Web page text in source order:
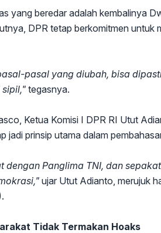
yang beredar adalah kembalinya
DPR tetap berkomitmen untuk
pasal yang diubah, bisa
sipil," tegasnya.
Ketua Komisi I DPR RI Utut
jadi prinsip utama dalam
dengan Panglima TNI, dan
ujar Utut Adianto, merujuk
Tidak Termakan Hoaks